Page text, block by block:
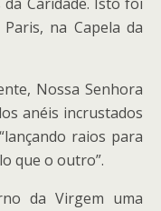
na Capela da
Nossa Senhora
anéis incrustados
raios para
que o outro”.
da Virgem uma